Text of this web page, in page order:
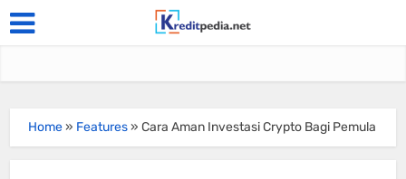
Home» Features»Cara Aman Investasi Crypto Bagi Pemula